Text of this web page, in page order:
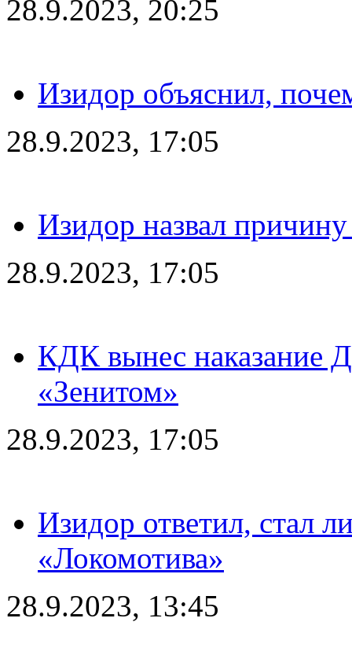
28.9.2023, 20:25
Изидор объяснил,
28.9.2023, 17:05
Изидор назвал
28.9.2023, 17:05
КДК вынес наказание
«Зенитом»
28.9.2023, 17:05
Изидор ответил, стал
«Локомотива»
28.9.2023, 13:45